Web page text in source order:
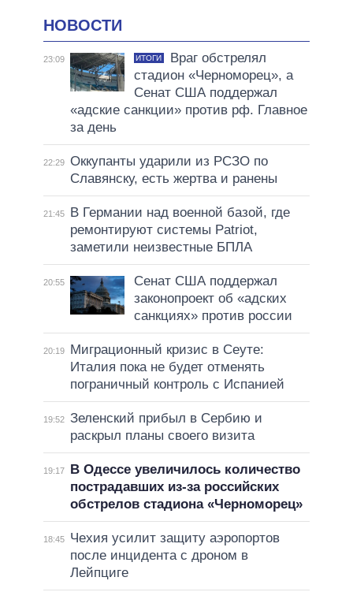
НОВОСТИ
23:09 ИТОГИ
Враг обстрелял
стадион «Черноморец», а
Сенат США поддержал
«адские санкции» против рф. Главное
за день
22:29 Оккупанты ударили из РСЗО по
Славянску, есть жертва и ранены
21:45
В Германии над военной базой, где
ремонтируют системы Patriot,
заметили неизвестные БПЛА
20:55
Сенат США поддержал
законопроект об «адских
санкциях» против россии
20:19
Миграционный кризис в Сеуте:
Италия пока не будет отменять
пограничный контроль с Испанией
19:52 Зеленский прибыл в Сербию и
раскрыл планы своего визита
19:17
В Одессе увеличилось количество
пострадавших из-за российских
обстрелов стадиона «Черноморец»
18:45
Чехия усилит защиту аэропортов
после инцидента с дроном в
Лейпциге